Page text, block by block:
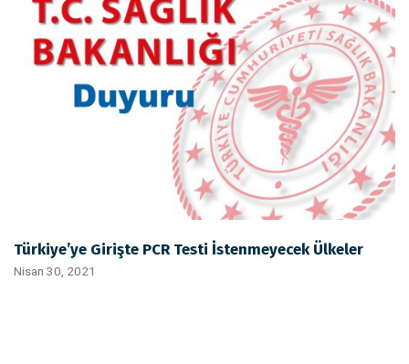
Türkiye’ye Girişte PCR Testi İstenmeyecek Ülkeler
Nisan 30, 2021